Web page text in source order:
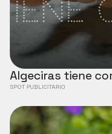
Algeciras tiene
SPOT PUBLICITARIO